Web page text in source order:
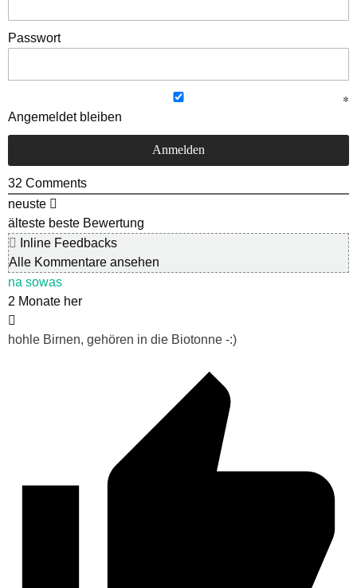
Passwort
Angemeldet bleiben
32 Comments
neuste
älteste beste Bewertung
Inline Feedbacks
Alle Kommentare ansehen
na sowas
2 Monate her
hohle Birnen, gehören in die Biotonne -:)